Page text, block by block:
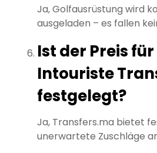
Ja, Golfausrüstung wird
ausgeladen – es fallen
Ist der Preis
Intouriste
festgelegt?
Ja, Transfers.ma bietet
unerwartete Zuschläge